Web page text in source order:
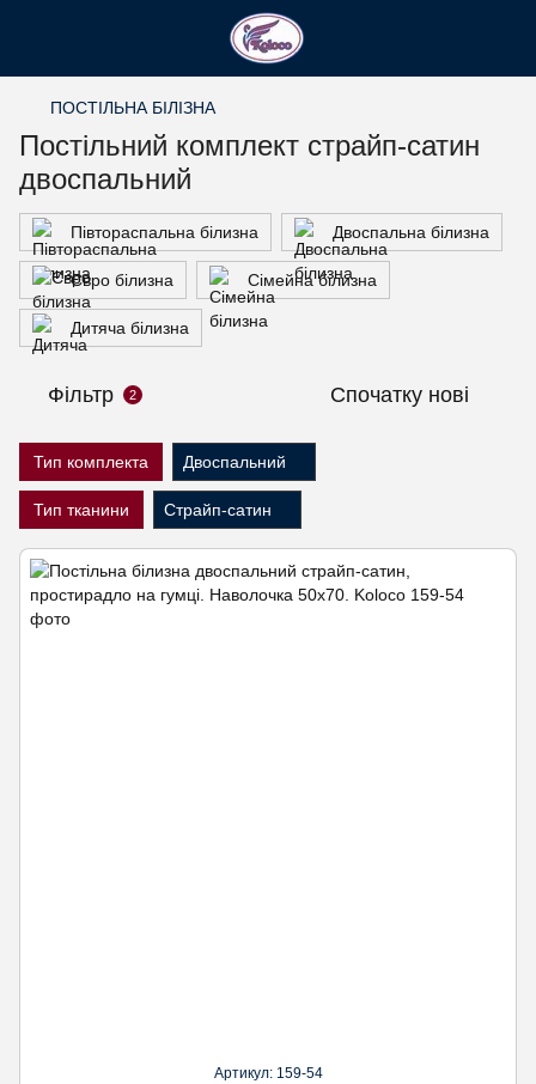
ПОСТІЛЬНА БІЛІЗНА
Постільний комплект страйп-сатин
двоспальний
Півтораспальна білизна Двоспальна білизна
Євро білизна Сімейна білизна
Дитяча білизна
Фільтр 2 Спочатку нові
Тип комплекта Двоспальний
Тип тканини Страйп-сатин
Артикул: 159-54